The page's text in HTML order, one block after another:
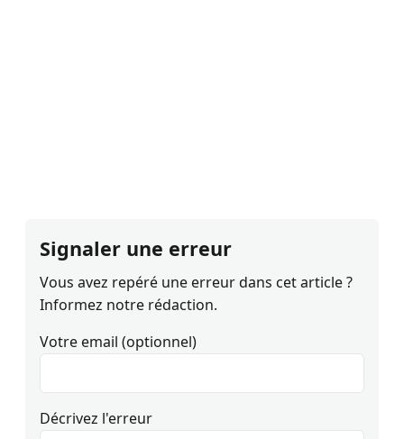
Signaler une erreur
Vous avez repéré une erreur dans cet article ?
Informez notre rédaction.
Votre email (optionnel)
Décrivez l'erreur